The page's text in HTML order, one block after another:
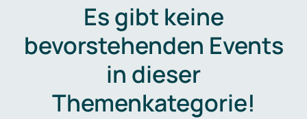
Es gibt keine
bevorstehenden Events
in dieser
Themenkategorie!